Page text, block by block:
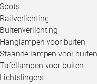
Spots
Railverlichting
Buitenverlichting
Hanglampen voor buiten
Staande lampen voor buiten
Tafellampen voor buiten
Lichtslingers